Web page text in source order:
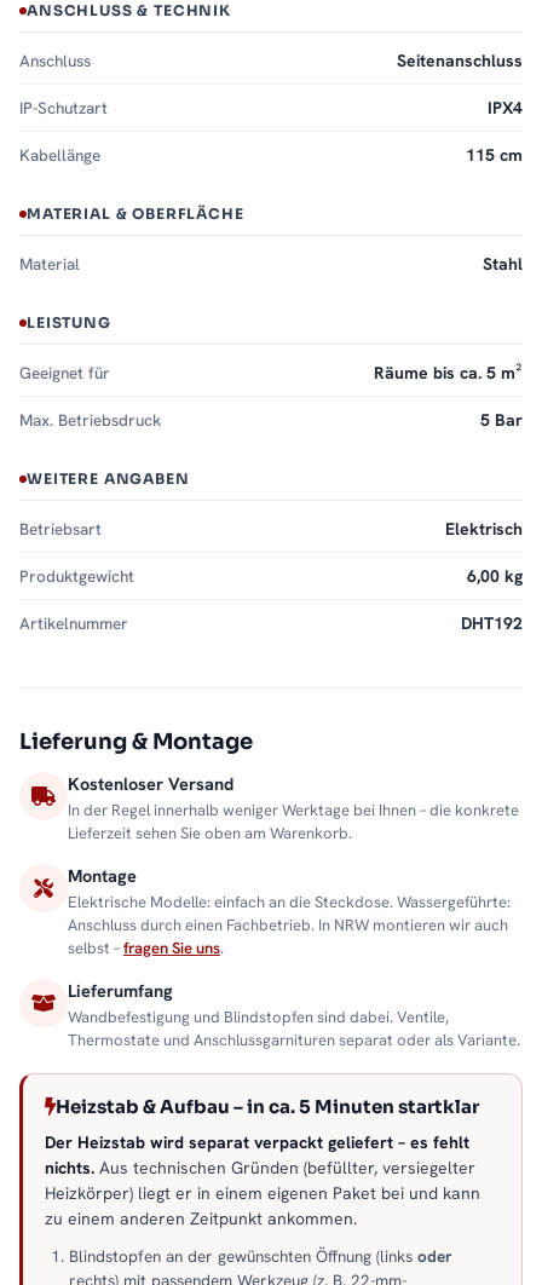
ANSCHLUSS & TECHNIK
Anschluss Seitenanschluss
IP-Schutzart IPX4
Kabellänge 115 cm
MATERIAL & OBERFLÄCHE
Material Stahl
LEISTUNG
Geeignet für Räume bis ca. 5 m²
Max. Betriebsdruck 5 Bar
WEITERE ANGABEN
Betriebsart Elektrisch
Produktgewicht 6,00 kg
Artikelnummer DHT192
Lieferung & Montage
Kostenloser Versand
In der Regel innerhalb weniger Werktage bei Ihnen – die konkrete
Lieferzeit sehen Sie oben am Warenkorb.
Montage
Elektrische Modelle: einfach an die Steckdose. Wassergeführte:
Anschluss durch einen Fachbetrieb. In NRW montieren wir auch
selbst –fragen Sie uns.
Lieferumfang
Wandbefestigung und Blindstopfen sind dabei. Ventile,
Thermostate und Anschlussgarnituren separat oder als Variante.
Heizstab & Aufbau – in ca. 5 Minuten startklar
Der Heizstab wird separat verpackt geliefert – es fehlt
nichts. Aus technischen Gründen (befüllter, versiegelter
Heizkörper) liegt er in einem eigenen Paket bei und kann
zu einem anderen Zeitpunkt ankommen.
Blindstopfen an der gewünschten Öffnung (links oder
rechts) mit passendem Werkzeug (z. B. 22-mm-